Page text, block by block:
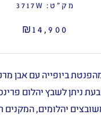
מק"ט: 3717W
₪14,900
ניתן לשבץ יהלום
יהלומים,